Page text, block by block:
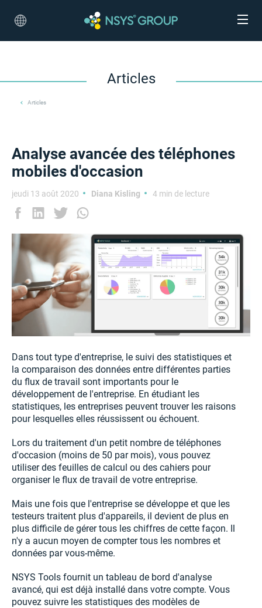
Articles
Articles
Analyse avancée des téléphones
mobiles d'occasion
jeudi 13 août 2020 Diana Kisling 4 min de lecture
Dans tout type d'entreprise, le suivi des statistiques et
la comparaison des données entre différentes parties
du flux de travail sont importants pour le
développement de l'entreprise. En étudiant les
statistiques, les entreprises peuvent trouver les raisons
pour lesquelles elles réussissent ou échouent.
Lors du traitement d'un petit nombre de téléphones
d'occasion (moins de 50 par mois), vous pouvez
utiliser des feuilles de calcul ou des cahiers pour
organiser le flux de travail de votre entreprise.
Mais une fois que l'entreprise se développe et que les
testeurs traitent plus d'appareils, il devient de plus en
plus difficile de gérer tous les chiffres de cette façon. Il
n'y a aucun moyen de compter tous les nombres et
données par vous-même.
NSYS Tools fournit un tableau de bord d'analyse
avancé, qui est déjà installé dans votre compte. Vous
pouvez suivre les statistiques des modèles de